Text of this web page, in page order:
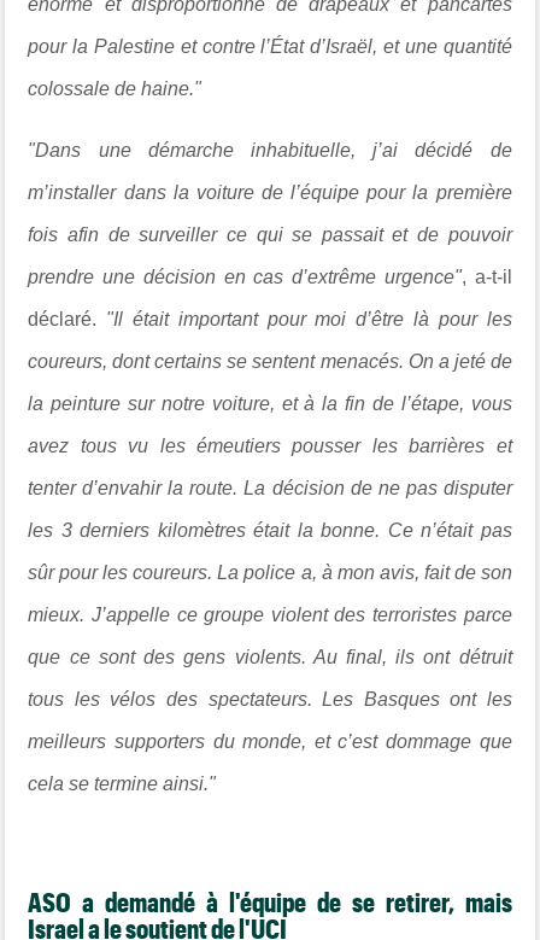
pour la Palestine et contre l’État d’Israël, et une quantité
colossale de haine."
"Dans une démarche inhabituelle, j’ai décidé de
m’installer dans la voiture de l’équipe pour la première
fois afin de surveiller ce qui se passait et de pouvoir
prendre une décision en cas d’extrême urgence", a-t-il
déclaré. "Il était important pour moi d’être là pour les
coureurs, dont certains se sentent menacés. On a jeté de
la peinture sur notre voiture, et à la fin de l’étape, vous
avez tous vu les émeutiers pousser les barrières et
tenter d’envahir la route. La décision de ne pas disputer
les 3 derniers kilomètres était la bonne. Ce n’était pas
sûr pour les coureurs. La police a, à mon avis, fait de son
mieux. J’appelle ce groupe violent des terroristes parce
que ce sont des gens violents. Au final, ils ont détruit
tous les vélos des spectateurs. Les Basques ont les
meilleurs supporters du monde, et c’est dommage que
cela se termine ainsi."
ASO a demandé à l'équipe de se retirer, mais
Israel a le soutient de l'UCI